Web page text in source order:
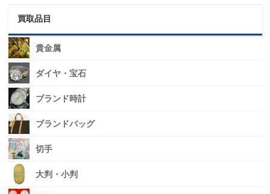
買取品目
貴金属
ダイヤ・宝石
ブランド時計
ブランドバッグ
切手
大判・小判